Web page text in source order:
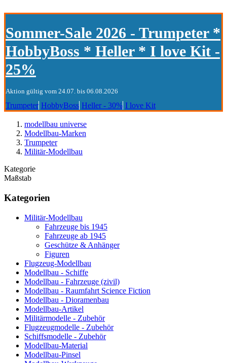
Sommer-Sale 2026 - Trumpeter *
HobbyBoss * Heller * I love Kit -
25%
Aktion gültig vom 24.07. bis 06.08.2026
Trumpeter HobbyBoss Heller - 30% I love Kit
modellbau universe
Modellbau-Marken
Trumpeter
Militär-Modellbau
Kategorie
Maßstab
Kategorien
Militär-Modellbau
Fahrzeuge bis 1945
Fahrzeuge ab 1945
Geschütze & Anhänger
Figuren
Flugzeug-Modellbau
Modellbau - Schiffe
Modellbau - Fahrzeuge (zivil)
Modellbau - Raumfahrt Science Fiction
Modellbau - Dioramenbau
Modellbau-Artikel
Militärmodelle - Zubehör
Flugzeugmodelle - Zubehör
Schiffsmodelle - Zubehör
Modellbau-Material
Modellbau-Pinsel